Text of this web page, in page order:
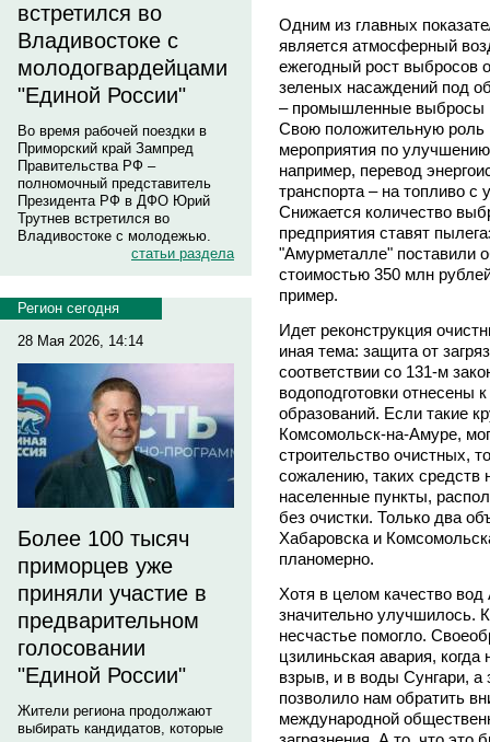
встретился во
Владивостоке с
молодогвардейцами
"Единой России"
Во время рабочей поездки в
Приморский край Зампред
Правительства РФ –
полномочный представитель
Президента РФ в ДФО Юрий
Трутнев встретился во
Владивостоке с молодежью.
статьи раздела
Регион сегодня
28 Мая 2026, 14:14
Более 100 тысяч
приморцев уже
приняли участие в
предварительном
голосовании
"Единой России"
Жители региона продолжают
выбирать кандидатов, которые
Одним из главных
является атмосферный
ежегодный рост выбросов
зеленых насаждений под
– промышленные выбросы
Свою положительную роль
мероприятия по
например, перевод
транспорта – на топливо
Снижается количество
предприятия ставят
"Амурметалле" поставили
стоимостью 350 млн
пример.
Идет реконструкция
иная тема: защита от
соответствии со 131-м
водоподготовки отнесены
образований. Если такие
Комсомольск-на-Амуре,
строительство очистных,
сожалению, таких средств
населенные пункты,
без очистки. Только два
Хабаровска и
планомерно.
Хотя в целом качество
значительно улучшилось.
несчастье помогло.
цзилиньская авария,
взрыв, и в воды Сунгари,
позволило нам обратить
международной